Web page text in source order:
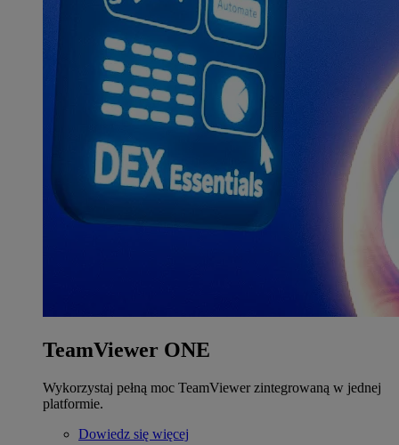
TeamViewer ONE
Wykorzystaj pełną moc TeamViewer zintegrowaną w jednej
platformie.
Dowiedz się więcej